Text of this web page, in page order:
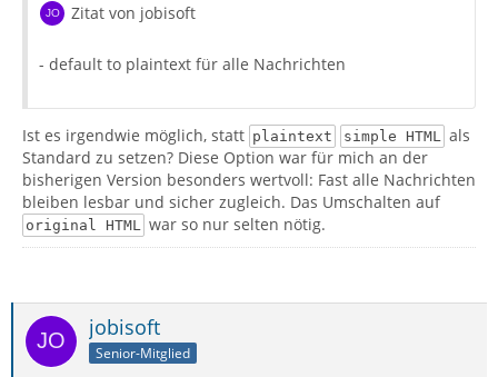
Zitat von jobisoft
- default to plaintext für alle Nachrichten
Ist es irgendwie möglich, statt plaintext simple HTML
als
Standard zu setzen? Diese Option war für mich an der
bisherigen Version besonders wertvoll: Fast alle Nachrichten
bleiben lesbar und sicher zugleich. Das Umschalten auf
original HTML war so nur selten nötig.
jobisoft
Senior-Mitglied